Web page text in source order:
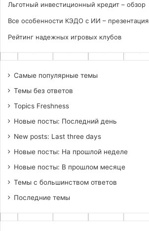
Льготный инвестиционный кредит – обзор
Все особенности КЭДО с ИИ – презентация
Рейтинг надежных игровых клубов
Самые популярные темы
Темы без ответов
Topics Freshness
Новые посты: Последний день
New posts: Last three days
Новые посты: На прошлой неделе
Новые посты: В прошлом месяце
Темы с большинством ответов
Последние темы